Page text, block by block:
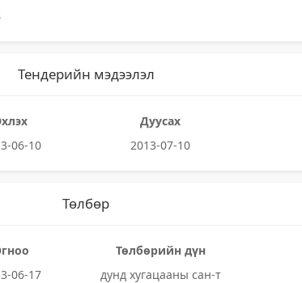
Тендерийн мэдээлэл
Дуусах
06-10 2013-07-10
Төлбөр
Төлбөрийн дүн
06-17 дунд хугацааны сан-т